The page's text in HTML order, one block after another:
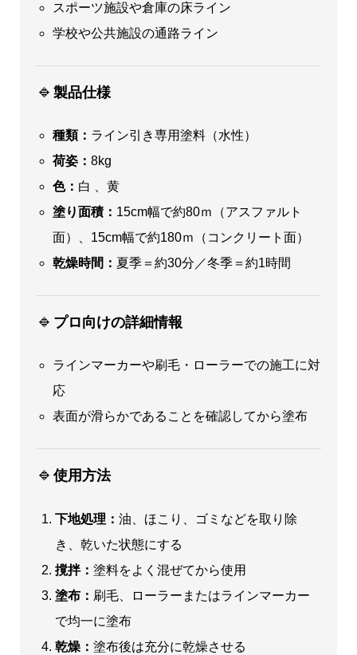
スポーツ施設や倉庫の床ライン
学校や公共施設の通路ライン
🔹 製品仕様
種類： ライン引き専用塗料（水性）
荷姿： 8kg
色： 白 、黄
塗り面積： 15cm幅で約80ｍ（アスファルト
面）、15cm幅で約180ｍ（コンクリート面）
乾燥時間： 夏季＝約30分／冬季＝約1時間
🔹 プロ向けの詳細情報
ラインマーカーや刷毛・ローラーでの施工に対
応
表面が滑らかであることを確認してから塗布
🔹 使用方法
下地処理： 油、ほこり、ゴミなどを取り除
き、乾いた状態にする
撹拌： 塗料をよく混ぜてから使用
塗布： 刷毛、ローラーまたはラインマーカー
で均一に塗布
乾燥： 塗布後は充分に乾燥させる